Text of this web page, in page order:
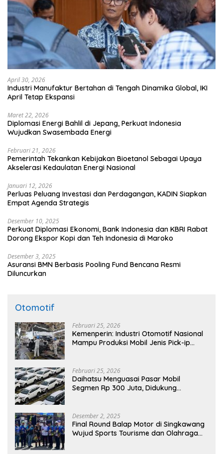
April 30, 2026
Industri Manufaktur Bertahan di Tengah Dinamika Global, IKI
April Tetap Ekspansi
Maret 22, 2026
Diplomasi Energi Bahlil di Jepang, Perkuat Indonesia
Wujudkan Swasembada Energi
Februari 21, 2026
Pemerintah Tekankan Kebijakan Bioetanol Sebagai Upaya
Akselerasi Kedaulatan Energi Nasional
Januari 12, 2026
Perluas Peluang Investasi dan Perdagangan, KADIN Siapkan
Empat Agenda Strategis
Desember 10, 2025
Perkuat Diplomasi Ekonomi, Bank Indonesia dan KBRI Rabat
Dorong Ekspor Kopi dan Teh Indonesia di Maroko
Desember 3, 2025
Asuransi BMN Berbasis Pooling Fund Bencana Resmi
Diluncurkan
Otomotif
Februari 25, 2026
Kemenperin: Industri Otomotif Nasional
Mampu Produksi Mobil Jenis Pick-ip
Februari 25, 2026
Daihatsu Menguasai Pasar Mobil
Segmen Rp 300 Juta, Didukung
Desember 2, 2025
Final Round Balap Motor di Singkawang
Wujud Sports Tourisme dan Olahraga